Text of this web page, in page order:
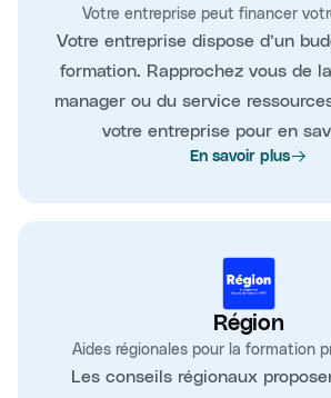
Votre entreprise peut financer
Votre entreprise dispose d’un
formation. Rapprochez vous de
manager ou du service
votre entreprise pour en
En savoir plus
Région
Aides régionales pour la formation
Les conseils régionaux